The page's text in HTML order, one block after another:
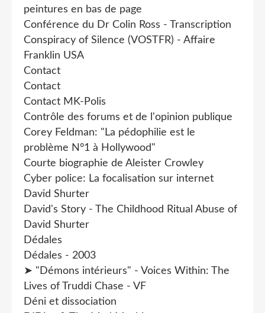
peintures en bas de page
Conférence du Dr Colin Ross - Transcription
Conspiracy of Silence (VOSTFR) - Affaire
Franklin USA
Contact
Contact
Contact MK-Polis
Contrôle des forums et de l'opinion publique
Corey Feldman: "La pédophilie est le
problème N°1 à Hollywood"
Courte biographie de Aleister Crowley
Cyber police: La focalisation sur internet
David Shurter
David's Story - The Childhood Ritual Abuse of
David Shurter
Dédales
Dédales - 2003
➤ "Démons intérieurs" - Voices Within: The
Lives of Truddi Chase - VF
Déni et dissociation